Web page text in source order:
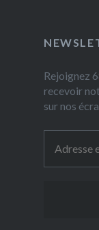
Rejoignez
recevoir
sur nos